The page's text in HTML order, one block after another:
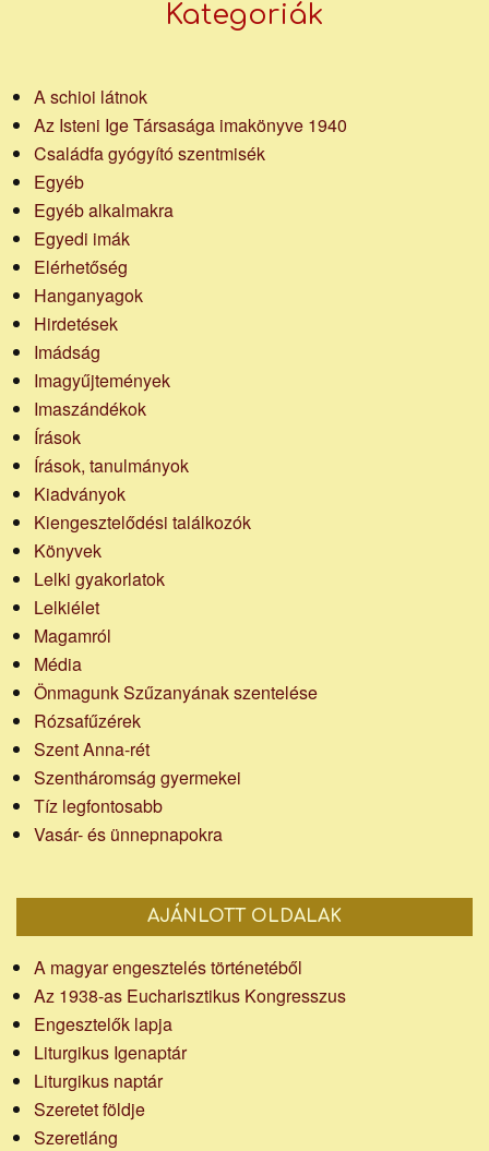
Kategoriák
A schioi látnok
Az Isteni Ige Társasága imakönyve 1940
Családfa gyógyító szentmisék
Egyéb
Egyéb alkalmakra
Egyedi imák
Elérhetőség
Hanganyagok
Hirdetések
Imádság
Imagyűjtemények
Imaszándékok
Írások
Írások, tanulmányok
Kiadványok
Kiengesztelődési találkozók
Könyvek
Lelki gyakorlatok
Lelkiélet
Magamról
Média
Önmagunk Szűzanyának szentelése
Rózsafűzérek
Szent Anna-rét
Szentháromság gyermekei
Tíz legfontosabb
Vasár- és ünnepnapokra
AJÁNLOTT OLDALAK
A magyar engesztelés történetéből
Az 1938-as Eucharisztikus Kongresszus
Engesztelők lapja
Liturgikus Igenaptár
Liturgikus naptár
Szeretet földje
Szeretláng